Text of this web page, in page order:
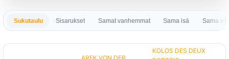
Sukutaulu Sisarukset Samat vanhemmat Sama isä Sama
KOLOS DES DEUX